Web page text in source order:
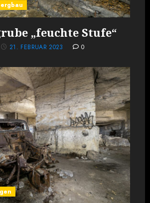
„feuchte Stufe“
21. FEBRUAR 2023 0